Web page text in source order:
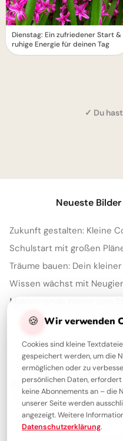
Dienstag: Ein zufriedener Start &
ruhige Energie für deinen Tag
✓ Du
🍪 Wir verwenden
Cookies sind kleine
gespeichert werden, um die
ermöglichen oder zu
persönlichen Daten,
keine Abonnements an – die
unserer Seite werden
angezeigt. Weitere
Datenschutzerklärung.
Neueste Bilder
Debilder ist deine Plattform
zum Teilen. Entdecke